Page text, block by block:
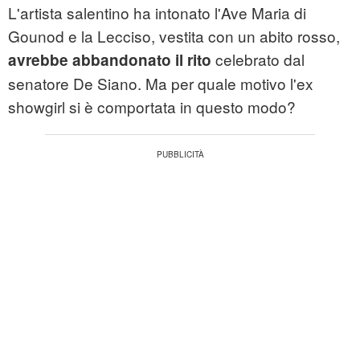
L'artista salentino ha intonato l'Ave Maria di
Gounod e la Lecciso, vestita con un abito rosso,
avrebbe abbandonato il rito celebrato dal
senatore De Siano. Ma per quale motivo l'ex
showgirl si è comportata in questo modo?